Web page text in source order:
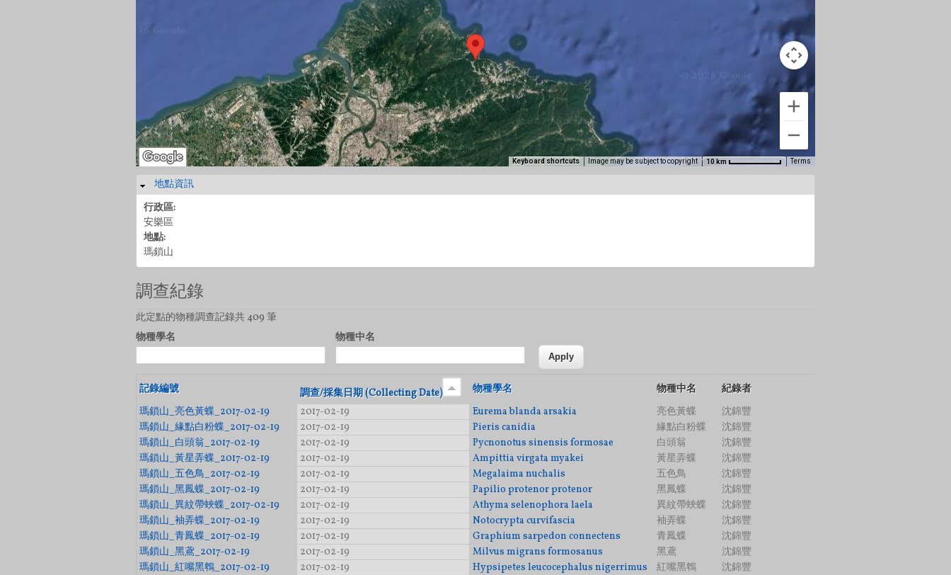
Keyboard shortcuts Image may be subject to copyright 10 km Terms
隱藏
地點資訊
行政區:
安樂區
地點:
瑪鎖山
調查紀錄
此定點的物種調查記錄共 409 筆
物種學名
物種中名
記錄編號 調查/採集日期 (Collecting Date) 物種學名 物種中名
紀錄者
瑪鎖山_亮色黃蝶_2017-02-19
2017-02-19 Eurema blanda arsakia 亮色黃蝶
沈錦豐
瑪鎖山_緣點白粉蝶_2017-02-19
2017-02-19 Pieris canidia 緣點白粉蝶
沈錦豐
瑪鎖山_白頭翁_2017-02-19
2017-02-19 Pycnonotus sinensis formosae 白頭翁
沈錦豐
瑪鎖山_黃星弄蝶_2017-02-19
2017-02-19 Ampittia virgata myakei 黃星弄蝶
沈錦豐
瑪鎖山_五色鳥_2017-02-19
2017-02-19 Megalaima nuchalis 五色鳥
沈錦豐
瑪鎖山_黑鳳蝶_2017-02-19
2017-02-19 Papilio protenor protenor 黑鳳蝶
沈錦豐
瑪鎖山_異紋帶蛺蝶_2017-02-19
2017-02-19 Athyma selenophora laela 異紋帶蛺蝶
沈錦豐
瑪鎖山_袖弄蝶_2017-02-19
2017-02-19 Notocrypta curvifascia 袖弄蝶
沈錦豐
瑪鎖山_青鳳蝶_2017-02-19
2017-02-19 Graphium sarpedon connectens 青鳳蝶
沈錦豐
瑪鎖山_黑鳶_2017-02-19
2017-02-19 Milvus migrans formosanus 黑鳶
沈錦豐
瑪鎖山_紅嘴黑鵯_2017-02-19
2017-02-19 Hypsipetes leucocephalus nigerrimus 紅嘴黑鵯
沈錦豐